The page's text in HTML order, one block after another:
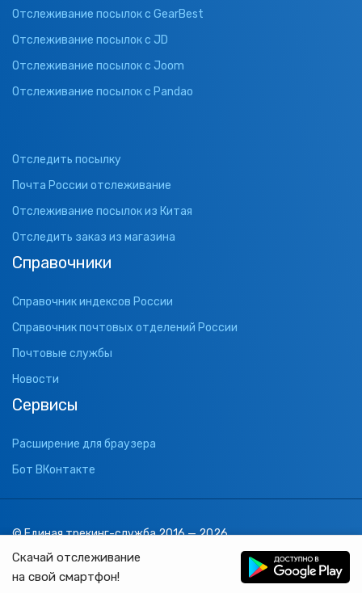
Скачай отслеживание
на свой смартфон!
Отслеживание посылок с GearBest
Отслеживание посылок с JD
Отслеживание посылок с Joom
Отслеживание посылок с Pandao
Отследить посылку
Почта России отслеживание
Отслеживание посылок из Китая
Отследить заказ из магазина
Справочники
Справочник индексов России
Справочник почтовых отделений России
Почтовые службы
Новости
Сервисы
Расширение для браузера
Бот ВКонтакте
© Единая трекинг-служба 2016 — 2026
support@1track.ru
1track.ru